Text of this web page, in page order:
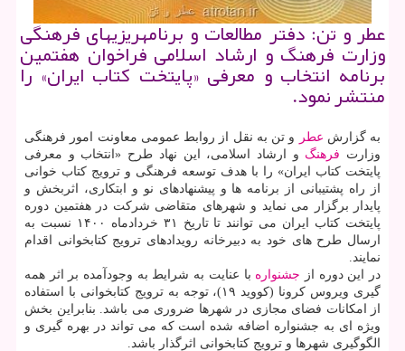
عطر و تن: دفتر مطالعات و برنامه‎ریزی‎های فرهنگی
وزارت فرهنگ و ارشاد اسلامی فراخوان هفتمین
برنامه انتخاب و معرفی «پایتخت کتاب ایران» را
منتشر نمود.
به گزارش عطر
و تن به نقل از روابط عمومی معاونت امور فرهنگی
وزارت فرهنگ و ارشاد اسلامی، این نهاد طرح «انتخاب و معرفی
پایتخت کتاب ایران» را با هدف توسعه فرهنگی و ترویج کتاب خوانی
از راه پشتیبانی از برنامه ها و پیشنهادهای نو و ابتکاری، اثربخش و
پایدار برگزار می نماید و شهرهای متقاضی شرکت در هفتمین دوره
پایتخت کتاب ایران می‏ توانند تا تاریخ ۳۱ خردادماه ۱۴۰۰ نسبت به
ارسال طرح‏ های خود به دبیرخانه رویدادهای ترویج کتابخوانی اقدام
نمایند.
در این دوره از جشنواره با عنایت به شرایط به وجودآمده بر اثر همه
گیری ویروس کرونا (کووید ۱۹)، توجه به ترویج کتابخوانی با استفاده
از امکانات فضای مجازی در شهرها ضروری می باشد. بنابراین بخش
ویژه ای به جشنواره اضافه شده است که می تواند در بهره گیری و
الگوگیری شهرها و ترویج کتابخوانی اثرگذار باشد.